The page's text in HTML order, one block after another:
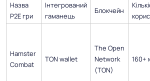
Назва
P2E гри
Інтегрований
гаманець
Блокчейн
Hamster
Combat
TON wallet
The Open
Network
(TON)
160+